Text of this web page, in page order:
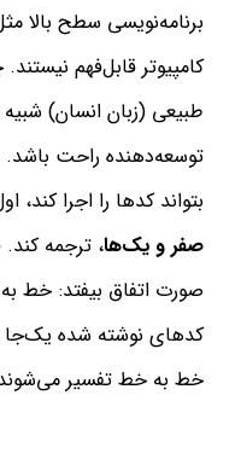
برنامه‌نویسی سطح بالا
کامپیوتر قابل‌فهم
طبیعی (زبان انسان)
توسعه‌دهنده راحت باشد.
بتواند کدها را اجرا
صفر و یک‌ها، ترجمه
صورت اتفاق بیفتد: خط
کد‌های نوشته شده یک‌جا
خط به خط تفسیر